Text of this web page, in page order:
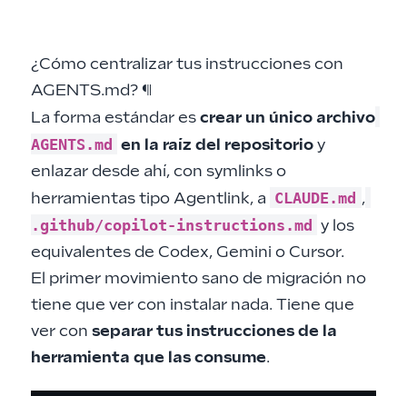
¿Cómo centralizar tus instrucciones con
AGENTS.md? ¶
La forma estándar es crear un único archivo
AGENTS.md en la raíz del repositorio y
enlazar desde ahí, con symlinks o
herramientas tipo Agentlink, a CLAUDE.md ,
.github/copilot-instructions.md y los
equivalentes de Codex, Gemini o Cursor.
El primer movimiento sano de migración no
tiene que ver con instalar nada. Tiene que
ver con separar tus instrucciones de la
herramienta que las consume.